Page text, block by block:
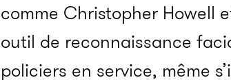
comme Christopher Howell
outil de reconnaissance
policiers en service, même